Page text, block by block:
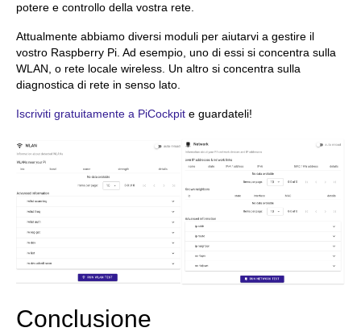
potere e controllo della vostra rete.
Attualmente abbiamo diversi moduli per aiutarvi a gestire il
vostro Raspberry Pi. Ad esempio, uno di essi si concentra sulla
WLAN, o rete locale wireless. Un altro si concentra sulla
diagnostica di rete in senso lato.
Iscriviti gratuitamente a PiCockpit e guardateli!
Conclusione